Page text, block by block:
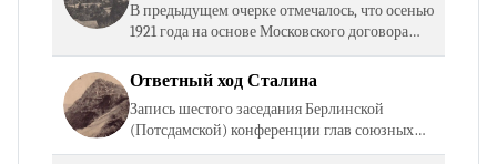
В предыдущем очерке отмечалось, что осенью
1921 года на основе Московского договора
был подписан четырехсторонний Карсский
договор между Турцией, Арменией,
Азербайджаном и…
Ответный ход Сталина
Запись шестого заседания Берлинской
(Потсдамской) конференции глав союзных
держав: «22 июля 1945 г. Черчилль:… В то же